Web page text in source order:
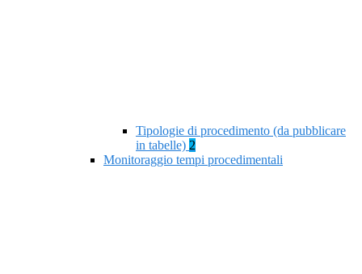
Tipologie di procedimento (da pubblicare
in tabelle) 2
Monitoraggio tempi procedimentali